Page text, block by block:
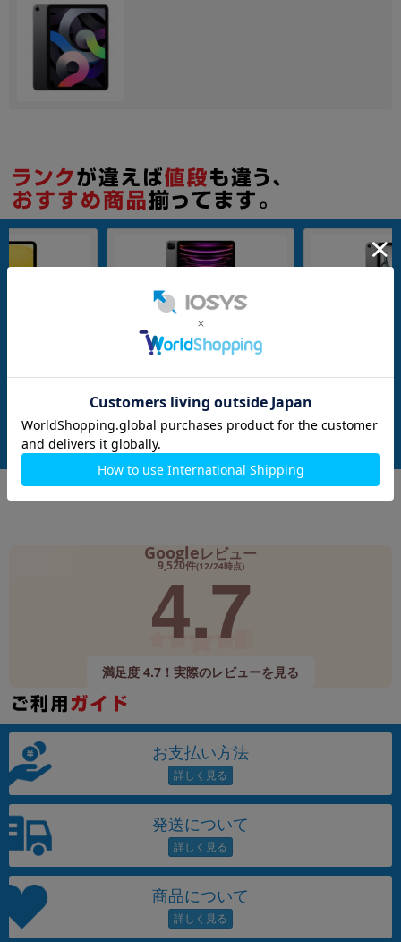
76,800 円 (税込)
【第6世代】 iPad Pro 12.9インチ Wi
-Fi 128GB スペースグレイ MNXP3J/
付属品: 本体のみ
在庫数：1
中古Cランク
Googleレビュー
9,520件(12/24時点)
4.7
満足度 4.7！実際のレビューを見る
お支払い方法
発送について
商品について
ただし機能別のみ「and検索」となります。